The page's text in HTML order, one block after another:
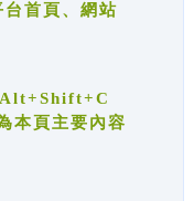
首頁、網站
本頁主要內容